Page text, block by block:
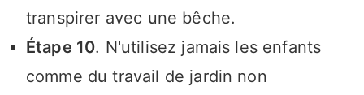
transpirer avec une bêche.
Étape 10. N'utilisez jamais les enfants
comme du travail de jardin non